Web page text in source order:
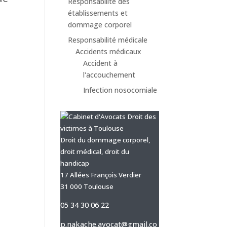
établissements et
dommage corporel
Responsabilité médicale
Accidents médicaux
Accident à
l'accouchement
Infection nosocomiale
Droit du dommage corporel,
droit médical, droit du
handicap
17 Allées François Verdier
31 000 Toulouse
05 34 30 06 22
p.nakache.avocat@gmail.co